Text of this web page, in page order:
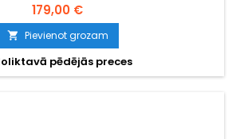
179,00 €
 Pievienot grozam
pēdējās preces